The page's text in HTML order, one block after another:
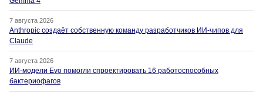
7 августа 2026
Anthropic создаёт собственную команду разработчиков ИИ-чипов для
Claude
7 августа 2026
ИИ-модели Evo помогли спроектировать 16 работоспособных
бактериофагов